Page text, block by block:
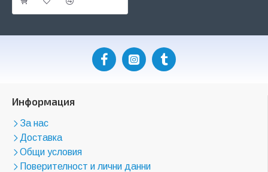
Информация
За нас
Доставка
Общи условия
Поверителност и лични данни